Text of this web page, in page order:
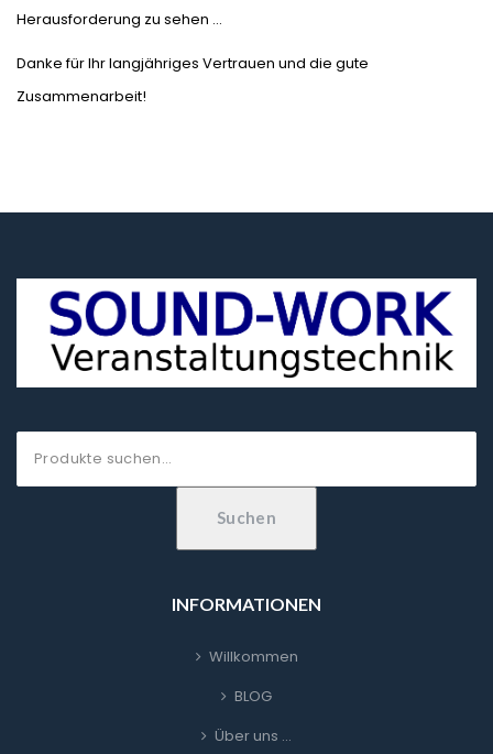
Herausforderung zu sehen …
Danke für Ihr langjähriges Vertrauen und die gute
Zusammenarbeit!
Suchen
INFORMATIONEN
Willkommen
BLOG
Über uns …